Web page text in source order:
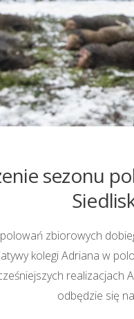
sezonu
zbiorowych
kolegi Adriana w
realizacjach
odbędzie się